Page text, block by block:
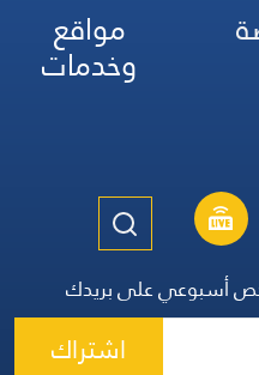
مواقع
وخدمات
أسبوعي على بريدك
اشتراك